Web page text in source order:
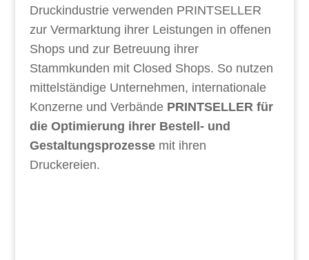
Druckindustrie verwenden PRINTSELLER
zur Vermarktung ihrer Leistungen in offenen
Shops und zur Betreuung ihrer
Stammkunden mit Closed Shops. So nutzen
mittelständige Unternehmen, internationale
Konzerne und Verbände PRINTSELLER für
die Optimierung ihrer Bestell- und
Gestaltungsprozesse mit ihren
Druckereien.